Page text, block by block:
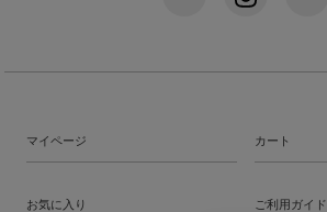
マイページ カート
お気に入り ご利用ガイド